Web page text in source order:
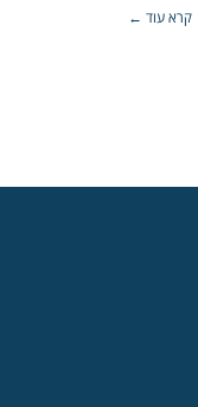
קרא עוד ←